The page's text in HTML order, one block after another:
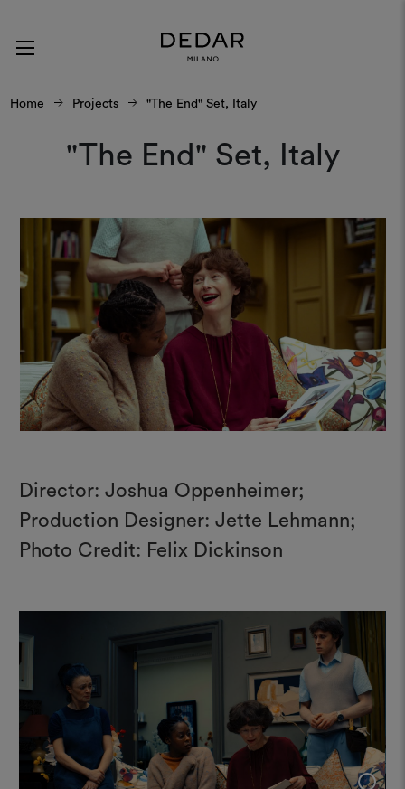
Home Projects "The End" Set, Italy
"The End" Set, Italy
Director: Joshua Oppenheimer;
Production Designer: Jette Lehmann;
Photo Credit: Felix Dickinson
+